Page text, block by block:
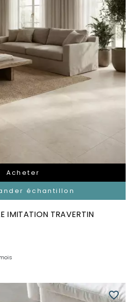
Acheter
échantillon
IMITATION TRAVERTIN
favorite_border